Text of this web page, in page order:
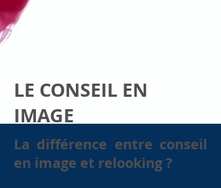
LE CONSEIL EN
IMAGE
La différence entre conseil
en image et relooking ?